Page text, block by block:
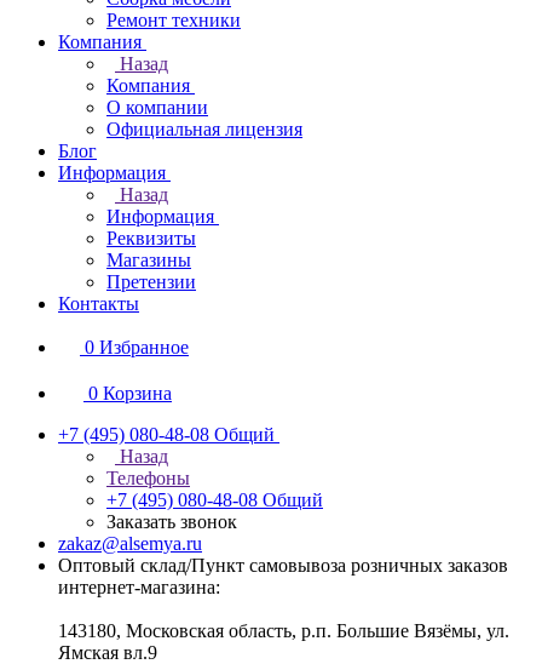
Ремонт техники
Компания
Назад
Компания
О компании
Официальная лицензия
Блог
Информация
Назад
Информация
Реквизиты
Магазины
Претензии
Контакты
0 Избранное
0 Корзина
+7 (495) 080-48-08 Общий
Назад
Телефоны
+7 (495) 080-48-08 Общий
Заказать звонок
zakaz@alsemya.ru
Оптовый склад/Пункт самовывоза розничных заказов
интернет-магазина:
143180, Московская область, р.п. Большие Вязёмы, ул.
Ямская вл.9